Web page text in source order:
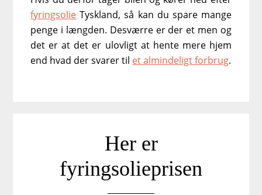
fyringsolie Tyskland, så kan du spare mange
penge i længden. Desværre er der et men og
det er at det er ulovligt at hente mere hjem
end hvad der svarer til et almindeligt forbrug.
Her er
fyringsolieprisen